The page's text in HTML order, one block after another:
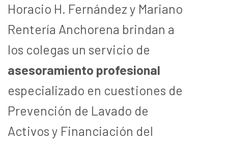
Horacio H. Fernández y Mariano
Rentería Anchorena brindan a
los colegas un servicio de
asesoramiento profesional
especializado en cuestiones de
Prevención de Lavado de
Activos y Financiación del